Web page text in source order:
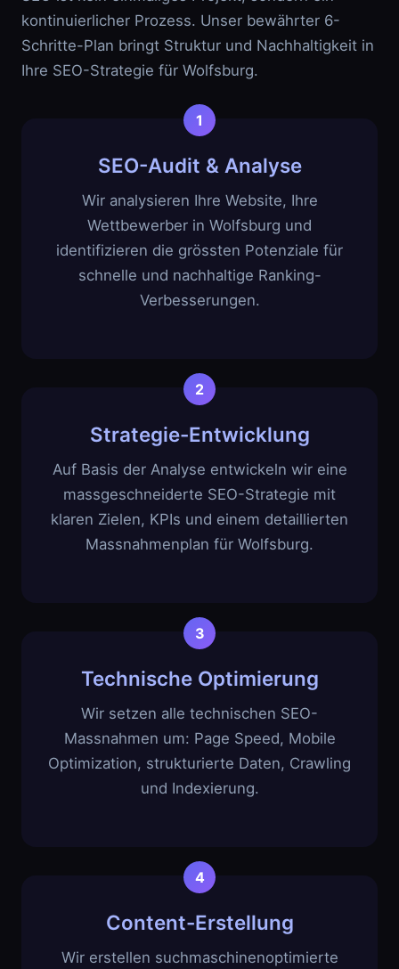
kontinuierlicher Prozess. Unser bewährter 6-
Schritte-Plan bringt Struktur und Nachhaltigkeit in
Ihre SEO-Strategie für Wolfsburg.
SEO-Audit & Analyse
Wir analysieren Ihre Website, Ihre
Wettbewerber in Wolfsburg und
identifizieren die grössten Potenziale für
schnelle und nachhaltige Ranking-
Verbesserungen.
Strategie-Entwicklung
Auf Basis der Analyse entwickeln wir eine
massgeschneiderte SEO-Strategie mit
klaren Zielen, KPIs und einem detaillierten
Massnahmenplan für Wolfsburg.
Technische Optimierung
Wir setzen alle technischen SEO-
Massnahmen um: Page Speed, Mobile
Optimization, strukturierte Daten, Crawling
und Indexierung.
Content-Erstellung
Wir erstellen suchmaschinenoptimierte